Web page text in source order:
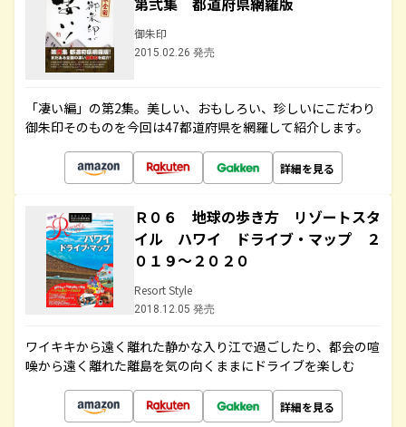
御朱印
2015.02.26 発売
「凄い編」の第2集。美しい、おもしろい、珍しいにこだわり
御朱印そのものを今回は47都道府県を網羅して紹介します。
詳細を見る
Ｒ０６ 地球の歩き方 リゾートスタ
イル ハワイ ドライブ・マップ ２
０１９～２０２０
Resort Style
2018.12.05 発売
ワイキキから遠く離れた静かな入り江で過ごしたり、都会の喧
噪から遠く離れた離島を気の向くままにドライブを楽しむ
詳細を見る